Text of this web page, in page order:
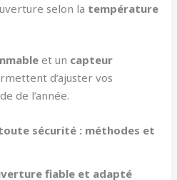
selon la température
et un capteur
d’ajuster vos
de l’année.
sécurité : méthodes et
fiable et adapté